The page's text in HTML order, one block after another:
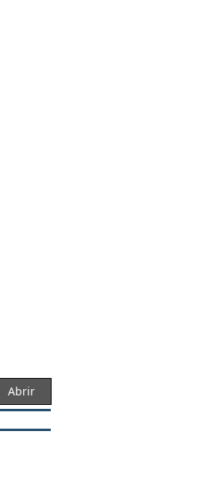
Abrir